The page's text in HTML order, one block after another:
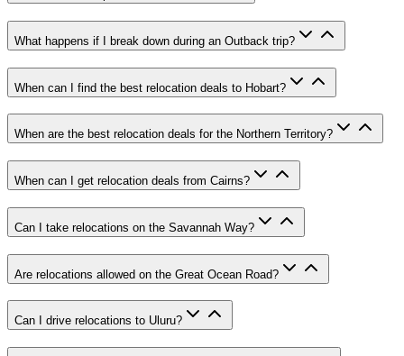
What happens if I break down during an Outback trip?
When can I find the best relocation deals to Hobart?
When are the best relocation deals for the Northern Territory?
When can I get relocation deals from Cairns?
Can I take relocations on the Savannah Way?
Are relocations allowed on the Great Ocean Road?
Can I drive relocations to Uluru?